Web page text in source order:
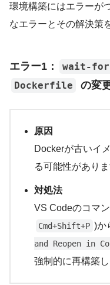
環境構築にはエラーが
なエラーとその解決策
エラー1： wait-
Dockerfile の変
原因
Dockerが古いイ
る可能性がありま
対処法
VS Codeのコマ
Cmd+Shift+P )か
and Reopen in
強制的に再構築し